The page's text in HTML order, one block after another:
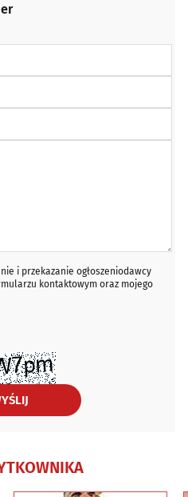
i przekazanie ogłoszeniodawcy
kontaktowym oraz mojego